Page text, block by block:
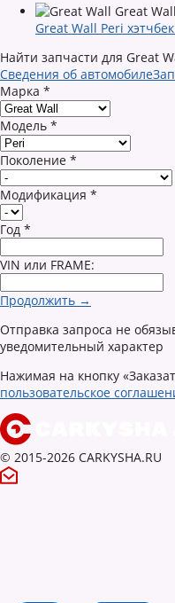
Great Wall Peri
Найти запчасти для Great
Сведения об автомобиле
Марка *
Модель *
Поколение *
Модификация *
Год *
VIN или FRAME:
Продолжить →
Отправка запроса не
уведомительный характер
Нажимая на кнопку
пользовательское
© 2015-2026 CARKYSHA.RU